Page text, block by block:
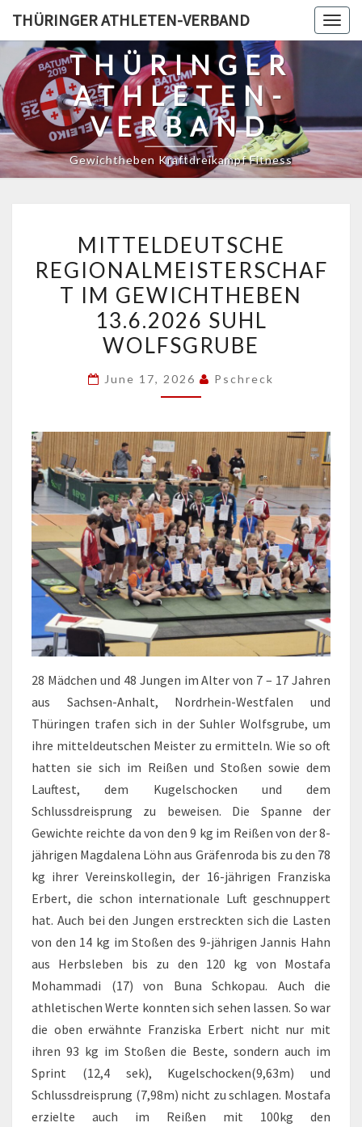
content
THÜRINGER ATHLETEN-VERBAND
THÜRINGER
ATHLETEN-
VERBAND
Gewichtheben Kraftdreikampf Fitness
IM
GEWICHTHEBEN
13.6.2026
SUHL
WOLFSGRUBE
MITTELDEUTSCHE
REGIONALMEISTERSCHAF
T IM GEWICHTHEBEN
13.6.2026 SUHL
WOLFSGRUBE
June 17, 2026 Pschreck
28 Mädchen und 48 Jungen im Alter von 7 – 17 Jahren
aus Sachsen-Anhalt, Nordrhein-Westfalen und
Thüringen trafen sich in der Suhler Wolfsgrube, um
ihre mitteldeutschen Meister zu ermitteln. Wie so oft
hatten sie sich im Reißen und Stoßen sowie dem
Lauftest, dem Kugelschocken und dem
Schlussdreisprung zu beweisen. Die Spanne der
Gewichte reichte da von den 9 kg im Reißen von der 8-
jährigen Magdalena Löhn aus Gräfenroda bis zu den 78
kg ihrer Vereinskollegin, der 16-jährigen Franziska
Erbert, die schon internationale Luft geschnuppert
hat. Auch bei den Jungen erstreckten sich die Lasten
von den 14 kg im Stoßen des 9-jährigen Jannis Hahn
aus Herbsleben bis zu den 120 kg von Mostafa
Mohammadi (17) von Buna Schkopau. Auch die
athletischen Werte konnten sich sehen lassen. So war
die oben erwähnte Franziska Erbert nicht nur mit
ihren 93 kg im Stoßen die Beste, sondern auch im
Sprint (12,4 sek), Kugelschocken(9,63m) und
Schlussdreisprung (7,98m) nicht zu schlagen. Mostafa
erzielte auch im Reißen mit 100kg den